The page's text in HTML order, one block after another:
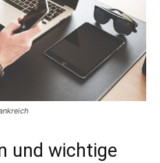
und wichtige